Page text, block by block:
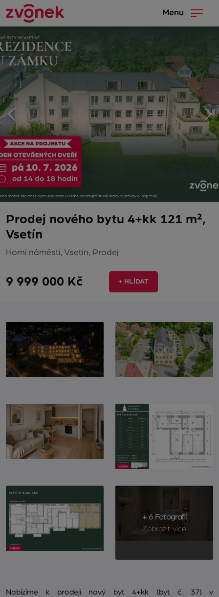
Menu
Prodej nového bytu 4+kk 121 m²,
Vsetín
Horní náměstí, Vsetín, Prodej
9 999 000 Kč + HLÍDAT
+ 6 Fotografií
Zobrazit více
Nabízíme k prodeji nový byt 4+kk (byt č. 37) v